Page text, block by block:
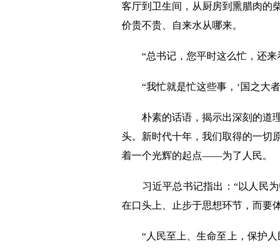
客厅到卫生间，从厨房到熏腊肉的
价贵不贵、自来水从哪来。
“总书记，您平时这么忙，还来
“我忙就是忙这些事，‘国之大者
朴素的话语，揭示出深刻的道理
头。新时代十年，我们取得的一切
着一个光辉的起点——为了人民。
习近平总书记指出：“以人民为
在口头上、止步于思想环节，而要
“人民至上、生命至上，保护人